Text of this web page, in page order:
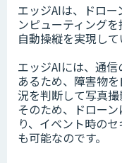
エッジAIは、ドロ
ンピューティング
自動操縦を実現して
エッジAIには、通
あるため、障害物
況を判断して写真撮
そのため、ドロー
り、イベント時の
も可能なのです。